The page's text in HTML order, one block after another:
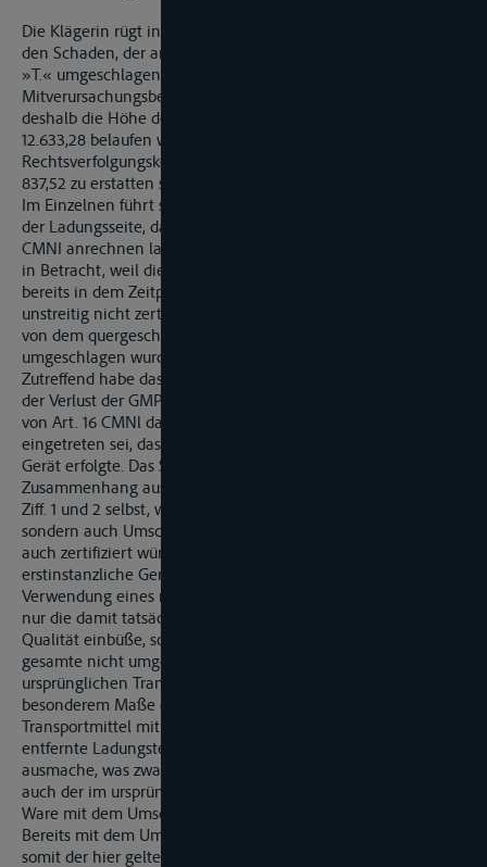
Die Klägerin rügt insbesondere,– dass sie sich im Hinblick auf
den Schaden, der an der unmittelbar von GMS »R.« in GMS
»T.« umgeschlagenen Ladung entstanden ist, einen hälftigen
Mitverursachungsbeitrag anrechnen lassen müsse, – dass sich
deshalb die Höhe des Ladungsschadens auf lediglich €
12.633,28 belaufen würde und – dass an vorgerichtlichen
Rechtsverfolgungskosten lediglich ein Betrag in Höhe von €
837,52 zu erstatten sei.
Im Einzelnen führt sie u.a. aus: Ein Mitverursachungsbeitrag
der Ladungsseite, das die Klägerin sich gemäß Art. 18 Abs. 1 a
CMNI anrechnen lassen müsste, komme schon deshalb nicht
in Betracht, weil die gesamte Ladung ihre GMP-Qualität
bereits in dem Zeitpunkt verloren habe, in dem mit Hilfe des
unstreitig nicht zertifizierten Greifers 120 t Weizenkleiepellets
von dem quergeschlagenen GMS »R.« in den SL »M.«
umgeschlagen wurden.
Zutreffend habe das erstinstanzliche Gericht festgestellt, dass
der Verlust der GMP-Qualität einen Ladungsschaden im Sinne
von Art. 16 CMNl darstelle und dass dieser Verlust dadurch
eingetreten sei, dass der Umschlag mit nicht zertifiziertem
Gerät erfolgte. Das Schifffahrtsgericht verweise in diesem
Zusammenhang ausdrücklich auf den Vortrag der Streithelfer
Ziff. 1 und 2 selbst, wonach nicht nur die Beförderungsmittel,
sondern auch Umschlagsgeräte zu zertifizieren seien und
auch zertifiziert würden. Unberücksichtigt lasse das
erstinstanzliche Gericht dabei allerdings, dass bei
Verwendung eines nicht zertifizierten Umschlagsgeräts nicht
nur die damit tatsächlich umgeschlagene Ware die GMP-
Qualität einbüße, sondern in gleicher Weise auch die
gesamte nicht umgeschlagene Ware, die sich noch im
ursprünglichen Transportmittel befinde. Dies gelte in
besonderem Maße dann, wenn der aus dem ursprünglichen
Transportmittel mit dem nicht zertifizierten Umschlagsgerät
entfernte Ladungsteil wie hier über 16 % der Gesamtladung
ausmache, was zwangsläufig einen großflächigen Kontakt
auch der im ursprünglichen Transportmittel verbleibenden
Ware mit dem Umschlagsgerät zur Folge habe.
Bereits mit dem Umschlag von MS »R.« in den SL »M.« sei
somit der hier geltend gemachte Ladungsschaden